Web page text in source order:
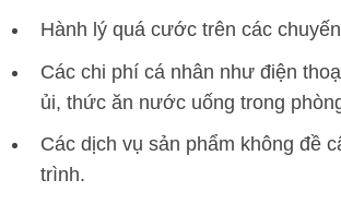
Hành lý quá cước trên các
Các chi phí cá nhân như điện
ủi, thức ăn nước uống trong
Các dịch vụ sản phẩm không đề
trình.